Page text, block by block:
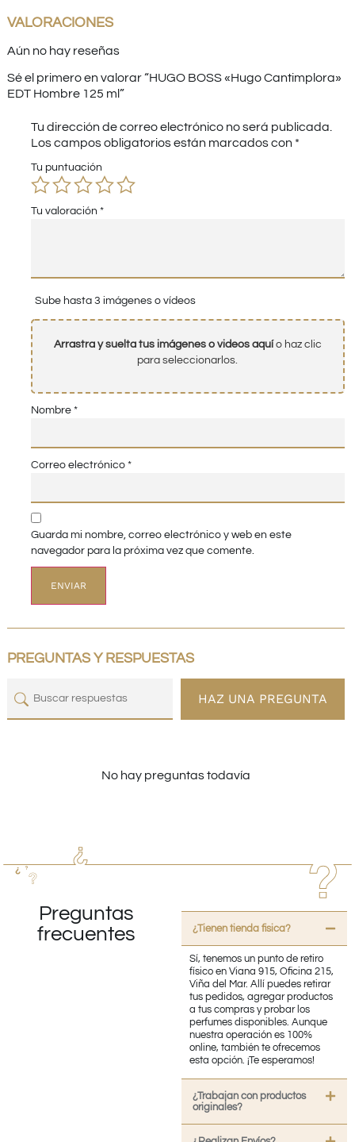
VALORACIONES
Aún no hay reseñas
Sé el primero en valorar “HUGO BOSS «Hugo Cantimplora»
EDT Hombre 125 ml”
Tu dirección de correo electrónico no será publicada.
Los campos obligatorios están marcados con *
Tu puntuación
Tu valoración *
Sube hasta 3 imágenes o vídeos
Arrastra y suelta tus imágenes o videos aquío haz clic
para seleccionarlos.
Nombre *
Correo electrónico *
Guarda mi nombre, correo electrónico y web en este
navegador para la próxima vez que comente.
PREGUNTAS Y RESPUESTAS
HAZ UNA PREGUNTA
No hay preguntas todavía
Preguntas
frecuentes
¿Tienen tienda fisica?
Sí, tenemos un punto de retiro
físico en Viana 915, Oficina 215,
Viña del Mar. Allí puedes retirar
tus pedidos, agregar productos
a tus compras y probar los
perfumes disponibles. Aunque
nuestra operación es 100%
online, también te ofrecemos
esta opción. ¡Te esperamos!
¿Trabajan con productos
originales?